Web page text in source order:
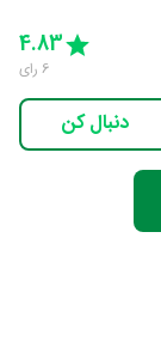
3 Stars
4 Stars
5 Stars
4.83
6 رای
دنبال کن